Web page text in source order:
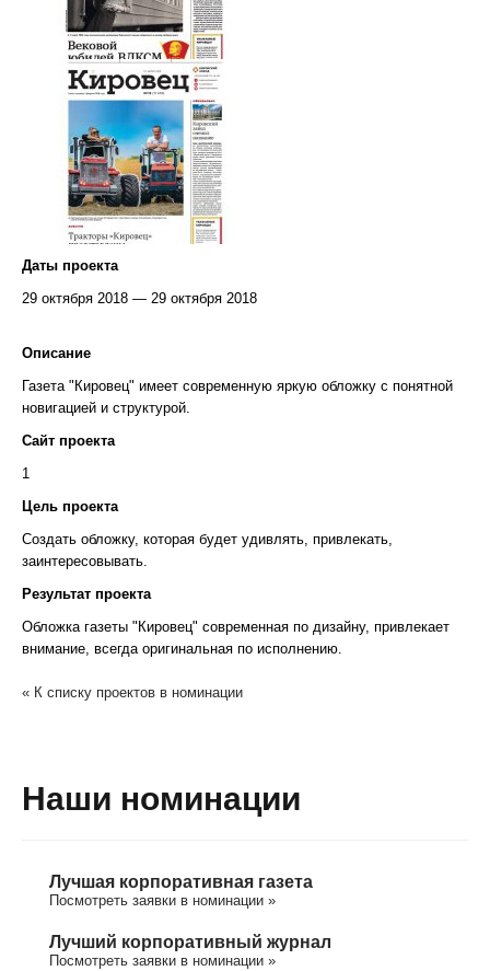
Даты проекта
29 октября 2018 — 29 октября 2018
Описание
Газета "Кировец" имеет современную яркую обложку с понятной
новигацией и структурой.
Сайт проекта
1
Цель проекта
Создать обложку, которая будет удивлять, привлекать,
заинтересовывать.
Результат проекта
Обложка газеты "Кировец" современная по дизайну, привлекает
внимание, всегда оригинальная по исполнению.
« К списку проектов в номинации
Наши номинации
Лучшая корпоративная газета
Посмотреть заявки в номинации »
Лучший корпоративный журнал
Посмотреть заявки в номинации »